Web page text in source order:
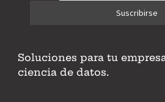
Soluciones para tu
ciencia de datos.